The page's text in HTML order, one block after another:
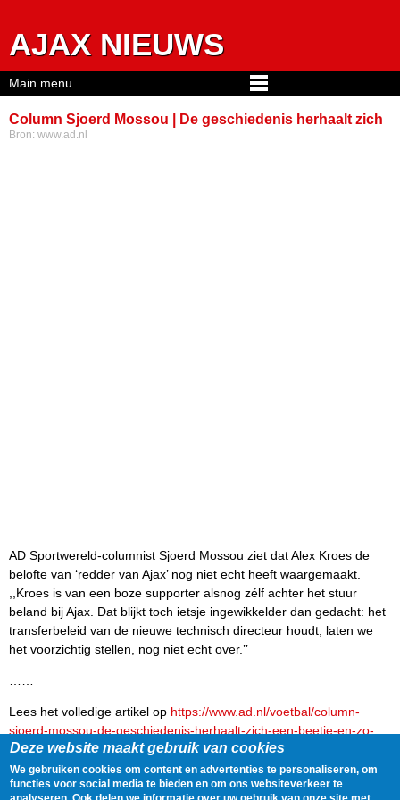
AJAX NIEUWS
Column Sjoerd Mossou | De geschiedenis herhaalt zich
Bron: www.ad.nl
AD Sportwereld-columnist Sjoerd Mossou ziet dat Alex Kroes de
belofte van ‘redder van Ajax’ nog niet echt heeft waargemaakt.
,,Kroes is van een boze supporter alsnog zélf achter het stuur
beland bij Ajax. Dat blijkt toch ietsje ingewikkelder dan gedacht: het
transferbeleid van de nieuwe technisch directeur houdt, laten we
het voorzichtig stellen, nog niet echt over.’’
Lees het volledige artikel op https://www.ad.nl/voetbal/column-
sjoerd-mossou-de-geschiedenis-herhaalt-zich-een-beetje-en-zo-
gaan-die-dingen-bij-ajax~a6e82882/
Delen Tweet 29 January, 2025 - 10:44
Main menu
Deze website maakt gebruik van cookies
We gebruiken cookies om content en advertenties te personaliseren, om
functies voor social media te bieden en om ons websiteverkeer te